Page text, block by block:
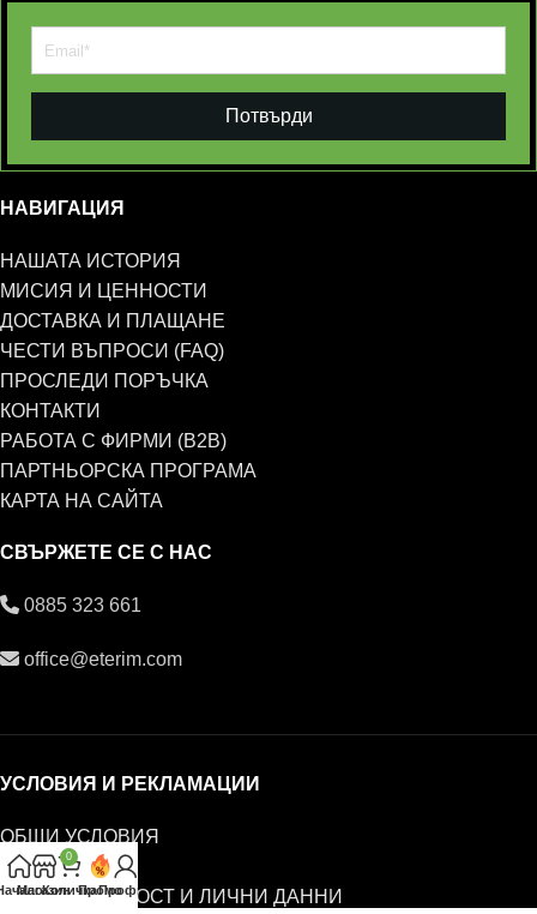
Потвърди
НАВИГАЦИЯ
НАШАТА ИСТОРИЯ
МИСИЯ И ЦЕННОСТИ
ДОСТАВКА И ПЛАЩАНЕ
ЧЕСТИ ВЪПРОСИ (FAQ)
ПРОСЛЕДИ ПОРЪЧКА
КОНТАКТИ
РАБОТА С ФИРМИ (B2B)
ПАРТНЬОРСКА ПРОГРАМА
КАРТА НА САЙТА
СВЪРЖЕТЕ СЕ С НАС
0885 323 661
office@eterim.com
УСЛОВИЯ И РЕКЛАМАЦИИ
ОБЩИ УСЛОВИЯ
РЕКЛАМАЦИИ
ПОВЕРИТЕЛНОСТ И ЛИЧНИ ДАННИ
Магазин
0
КоличкаПромоПрофил